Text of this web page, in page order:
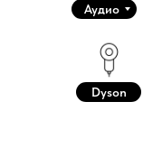
Аудио
Dyson